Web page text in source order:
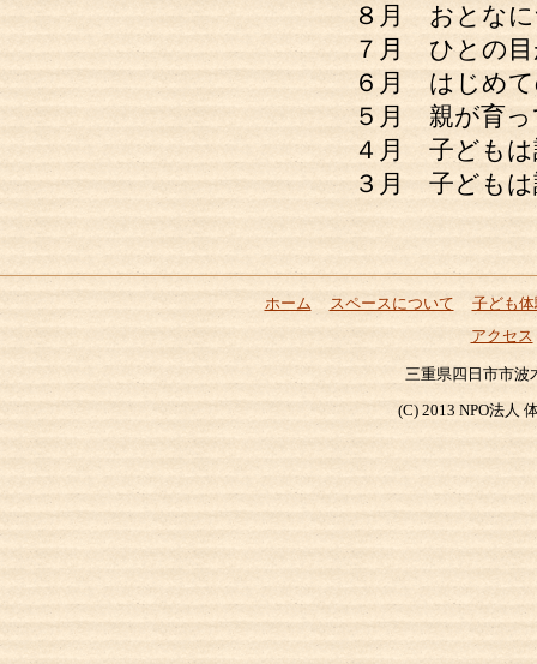
８月 おとな
７月 ひとの目
６月 はじめ
５月 親が育っ
４月 子どもは
３月 子どもは
ホーム スペースについて
子ども
アクセス
三重県四日市市波
(C) 2013 NPO法人